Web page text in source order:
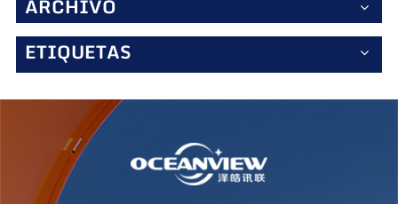
vista, como la tecnología sin parpadeos y los modos de
luz azul baja, reducen la fatiga durante sesiones
intensas. Conectividad versátil Equipado con HDMI,
DisplayPort y más, el AZ270F200 se conecta sin
su impresionante contraste y sus funciones gamer, el
AZ270F200 está diseñado para ganar. ¿Listo para jugar al
siguiente nivel? Especificaciones clave: ✔ Panel VA de 27"
| 1920x1080 FHD ✔ Frecuencia de actualización de 200 Hz
| Respuesta de 1 ms ✔ Contraste 3000:1 | Brillo 300 cd/m²
✔ Sincronización adaptativa | Ángulo de visión de 178° ✔
ARCHIVO
ETIQUETAS